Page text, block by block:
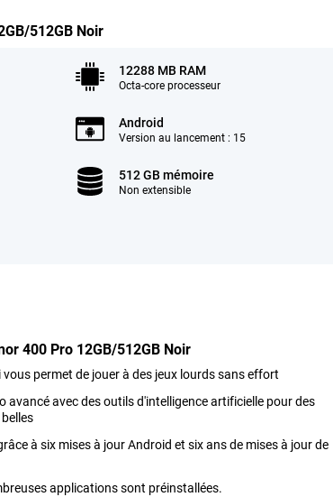
512GB Noir
12288 MB RAM
Octa-core processeur
Android
Version au lancement : 15
512 GB mémoire
Non extensible
400 Pro 12GB/512GB Noir
permet de jouer à des jeux lourds sans effort
avancé avec des outils d'intelligence artificielle pour des
à six mises à jour Android et six ans de mises à jour de
applications sont préinstallées.